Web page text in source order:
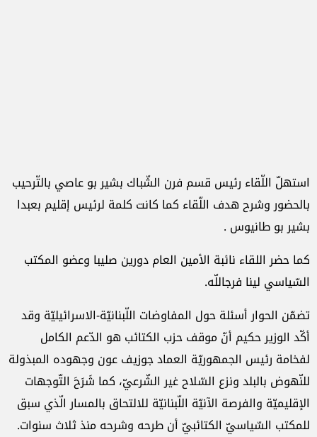
استهلّ اللّقاء رئيس قسم فرن الشّباك بشير بو عاصي بالتّرحيب
بالحضور وشرح هدف اللّقاء كما كانت كلمة لرئيس إقليم بعبدا
بشير بو طانيوس .
كما حضر اللقاء نائبة الأمين العام دورين صليبا وعضو المكتب
السّياسي لينا فرجاللّه.
تضمّن الحوار أسئلة حول المفاوضات اللّبنانيّة-الاسرائيليّة وقد
أكّد الوزير حكيم أنّ موقف حزب الكتائب هو الدّعم الكامل
لفخامة رئيس الجمهوريّة العماد جوزيف عون وجهوده المبذولة
للنّهوض بالبلد ونزع السّلاح غير الشّرعيّ، كما شَرَحَ التّوجهات
الإقليميّة والفرصة الآنيّة اللّبنانيّة للالتحاق بالمسار الّذي سبق
للمكتب السّياسيّ الكتائبيّ أن طرحه وشرحه منذ ثلاث سنوات.